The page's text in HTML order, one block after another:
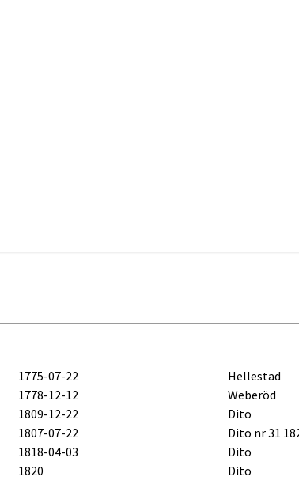
1775-07-22
Hellestad
1778-12-12
Weberöd
1809-12-22
Dito
1807-07-22
Dito nr 31
1818-04-03
Dito
1820
Dito